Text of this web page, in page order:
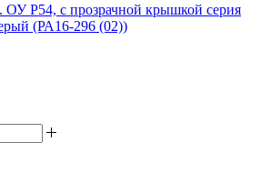
ОУ P54, с прозрачной крышкой серия
(РА16-296 (02))